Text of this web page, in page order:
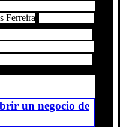
Ferreira
un negocio de